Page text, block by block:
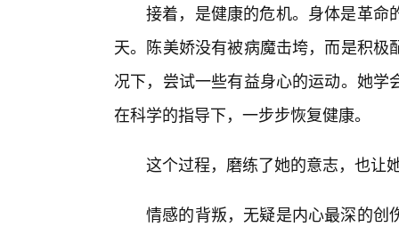
接着，是健康的危机。身体是革命
天。陈美娇没有被病魔击垮，而是积
况下，尝试一些有益身心的运动。她
在科学的指导下，一步步恢复健康。
这个过程，磨练了她的意志，也让
情感的背叛，无疑是内心最深的创